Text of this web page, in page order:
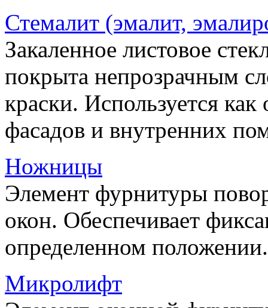
Стемалит (эмалит,
Закаленное листовое
покрыта непрозрачным
краски. Используется
фасадов и внутренних
Ножницы
Элемент фурнитуры
окон. Обеспечивает
определенном положении.
Микролифт